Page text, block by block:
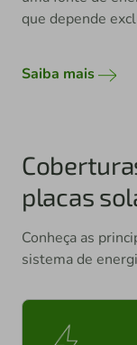
que depende
Saiba mais
placas
Conheça as
sistema de